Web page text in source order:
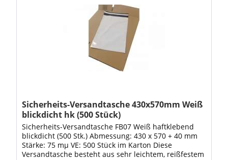
Sicherheits-Versandtasche 430x570mm Weiß
blickdicht hk (500 Stück)
Sicherheits-Versandtasche FB07 Weiß haftklebend
blickdicht (500 Stk.) Abmessung: 430 x 570 + 40 mm
Stärke: 75 mµ VE: 500 Stück im Karton Diese
Versandtasche besteht aus sehr leichtem, reißfestem